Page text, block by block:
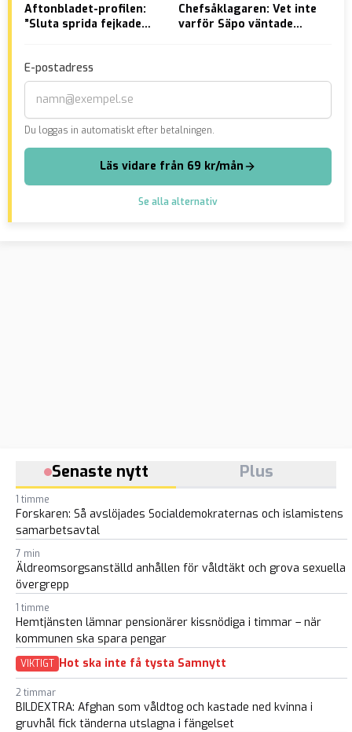
Aftonbladet-profilen:
”Sluta sprida fejkade
Chefsåklagaren: Vet inte
varför Säpo väntade
E-postadress
Du loggas in automatiskt efter betalningen.
Läs vidare från 69 kr/mån
Se alla alternativ
Senaste nytt Plus
1 timme
Forskaren: Så avslöjades Socialdemokraternas och islamistens
samarbetsavtal
7 min
Äldreomsorgsanställd anhållen för våldtäkt och grova sexuella
övergrepp
1 timme
Hemtjänsten lämnar pensionärer kissnödiga i timmar – när
kommunen ska spara pengar
VIKTIGT Hot ska inte få tysta Samnytt
2 timmar
BILDEXTRA: Afghan som våldtog och kastade ned kvinna i
gruvhål fick tänderna utslagna i fängelset